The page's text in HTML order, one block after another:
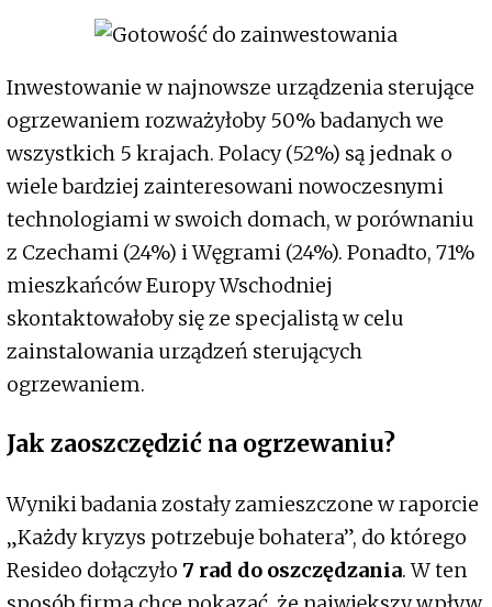
Inwestowanie w najnowsze urządzenia sterujące
ogrzewaniem rozważyłoby 50% badanych we
wszystkich 5 krajach. Polacy (52%) są jednak o
wiele bardziej zainteresowani nowoczesnymi
technologiami w swoich domach, w porównaniu
z Czechami (24%) i Węgrami (24%). Ponadto, 71%
mieszkańców Europy Wschodniej
skontaktowałoby się ze specjalistą w celu
zainstalowania urządzeń sterujących
ogrzewaniem.
Jak zaoszczędzić na ogrzewaniu?
Wyniki badania zostały zamieszczone w raporcie
„Każdy kryzys potrzebuje bohatera”, do którego
Resideo dołączyło 7 rad do oszczędzania. W ten